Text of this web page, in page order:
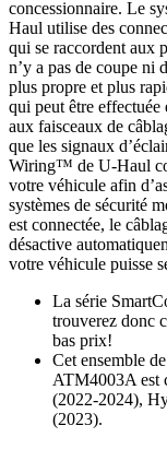
concessionnaire. Le
Haul utilise des
qui se raccordent aux
n’y a pas de coupe ni
plus propre et plus
qui peut être
aux faisceaux de
que les signaux
Wiring™ de U-Haul
votre véhicule afin
systèmes de sécurité
est connectée, le
désactive
votre véhicule puisse
La série
trouverez donc
bas prix!
Cet ensemble
ATM4003A est
(2022-2024),
(2023).